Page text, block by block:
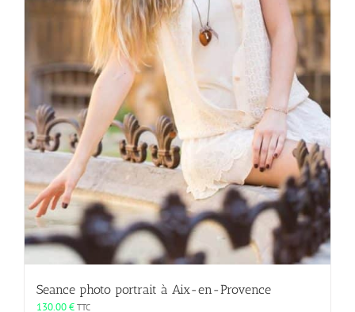
Seance photo portrait à Aix-en-Provence
130.00€ TTC